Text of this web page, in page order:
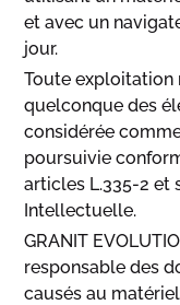
et avec un
jour.
Toute exploitation
quelconque des
considérée
poursuivie
articles L.335-2 et
Intellectuelle.
GRANIT
responsable des
causés au matériel